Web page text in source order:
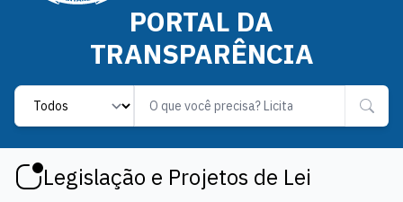
PORTAL DA
TRANSPARÊNCIA
Label
Legislação e Projetos de Lei